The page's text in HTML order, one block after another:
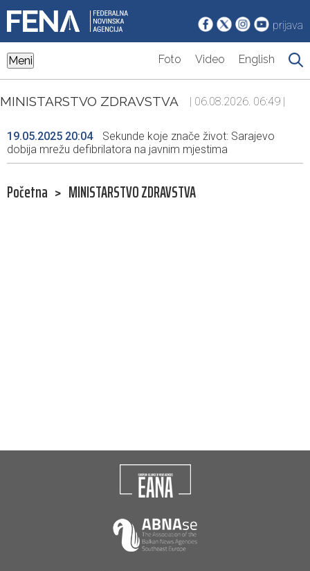
prijava
Meni Foto Video English
MINISTARSTVO ZDRAVSTVA | 06.08.2026. 06:49 |
19.05.2025 20:04
Sekunde koje znače život: Sarajevo
dobija mrežu defibrilatora na javnim mjestima
Početna > MINISTARSTVO ZDRAVSTVA